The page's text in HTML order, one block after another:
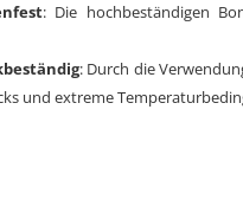
: Die hochbeständigen
: Durch die
und extreme